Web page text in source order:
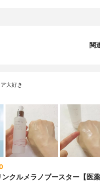
関
大好き
クルメラノブースター【医